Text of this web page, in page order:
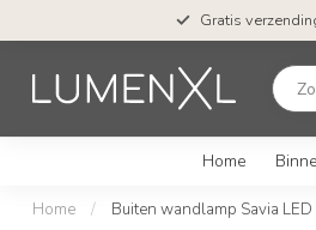
Gratis
Home
Home / Buiten wandlamp Savia